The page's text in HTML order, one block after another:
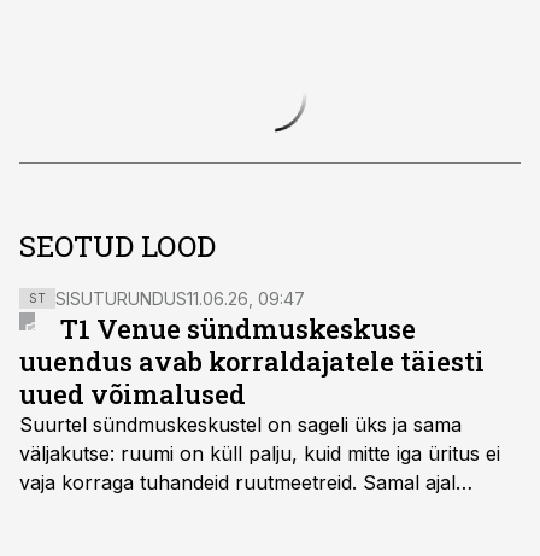
SEOTUD LOOD
ST SISUTURUNDUS11.06.26, 09:47
T1 Venue sündmuskeskuse
uuendus avab korraldajatele täiesti
uued võimalused
Suurtel sündmuskeskustel on sageli üks ja sama
väljakutse: ruumi on küll palju, kuid mitte iga üritus ei
vaja korraga tuhandeid ruutmeetreid. Samal ajal